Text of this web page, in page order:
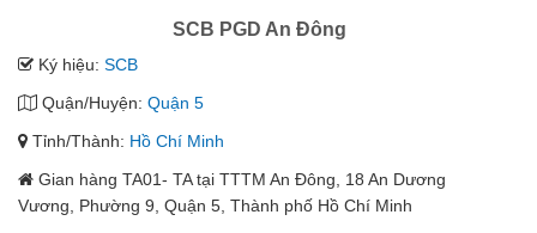
SCB PGD An Đông
Ký hiệu: SCB
Quận/Huyện: Quận 5
Tỉnh/Thành: Hồ Chí Minh
Gian hàng TA01- TA tại TTTM An Đông, 18 An Dương
Vương, Phường 9, Quận 5, Thành phố Hồ Chí Minh